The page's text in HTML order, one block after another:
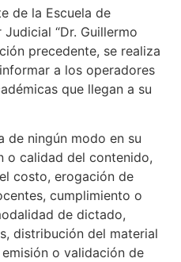
de la Escuela de
“Dr. Guillermo
precedente, se realiza
a los operadores
que llegan a su
de ningún modo en su
o calidad del contenido,
costo, erogación de
cumplimiento o
de dictado,
distribución del material
o validación de